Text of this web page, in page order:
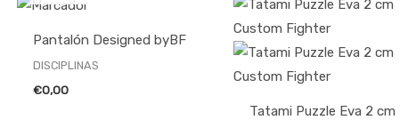
Pantalón Designed byBF
DISCIPLINAS
€0,00
Tatami Puzzle Eva 2 cm